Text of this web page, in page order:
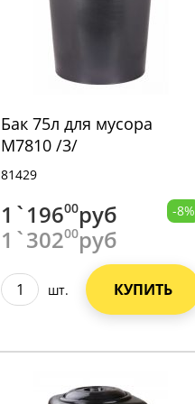
Бак 75л для мусора
М7810 /3/
81429
1`19600руб
1`30200руб
-8%
шт. КУПИТЬ